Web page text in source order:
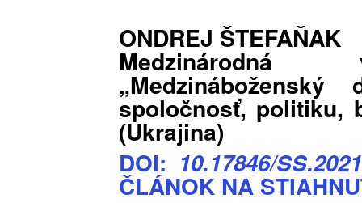
ONDREJ ŠTEFAŇAK
Medzinárodná
spoločnosť, politiku,
(Ukrajina)
DOI: 10.17846/
ČLÁNOK NA